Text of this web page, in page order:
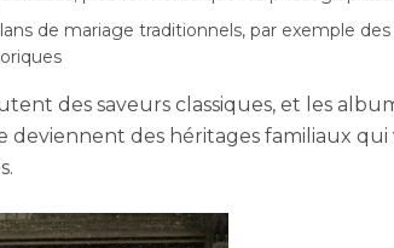
de mariage traditionnels, par exemple
des saveurs classiques, et les
deviennent des héritages familiaux